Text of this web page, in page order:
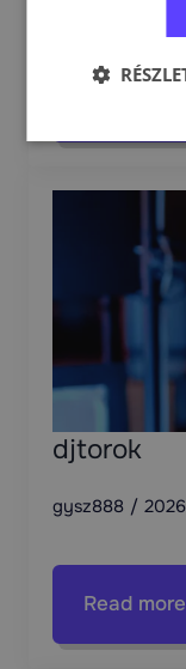
djtorok
gysz888
Read more